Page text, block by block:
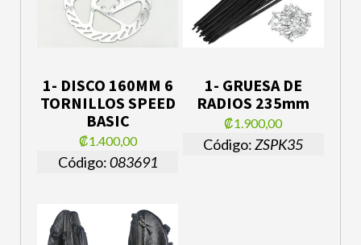
1- DISCO 160MM 6
TORNILLOS SPEED
BASIC
₡1.400,00
Código:083691
1- GRUESA DE
RADIOS 235mm
₡1.900,00
Código:ZSPK35